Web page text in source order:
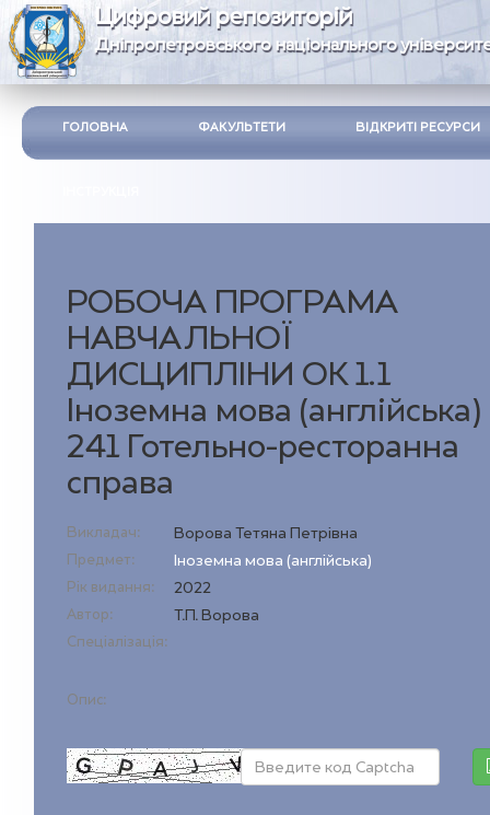
Цифровий репозиторій
Дніпропетровського національного
ГОЛОВНА ФАКУЛЬТЕТИ ВІДКРИТІ РЕСУРСИ
РОБОЧА ПРОГРАМА
НАВЧАЛЬНОЇ
ДИСЦИПЛІНИ ОК 1.1
Іноземна мова (англійська)
241 Готельно-ресторанна
справа
Викладач: Ворова Тетяна Петрівна
Предмет: Іноземна мова (англійська)
Рік видання: 2022
Автор: Т.П. Ворова
Спеціалізація:
Опис: